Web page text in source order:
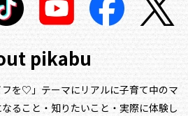
pikabu
フを♡」テーマにリアルに子育て中のマ
ること・知りたいこと・実際に体験し